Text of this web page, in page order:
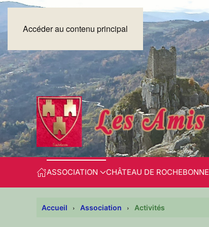
Accéder au contenu principal
ASSOCIATION CHÂTEAU DE ROCHEBONNE
Accueil Association Activités